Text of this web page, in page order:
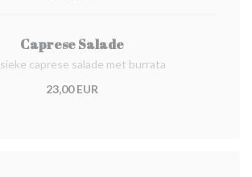
Caprese Salade
caprese salade met burrata
23,00 EUR